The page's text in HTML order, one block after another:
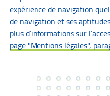
expérience de navigation
de navigation et ses
plus d’informations sur
page "Mentions légales",